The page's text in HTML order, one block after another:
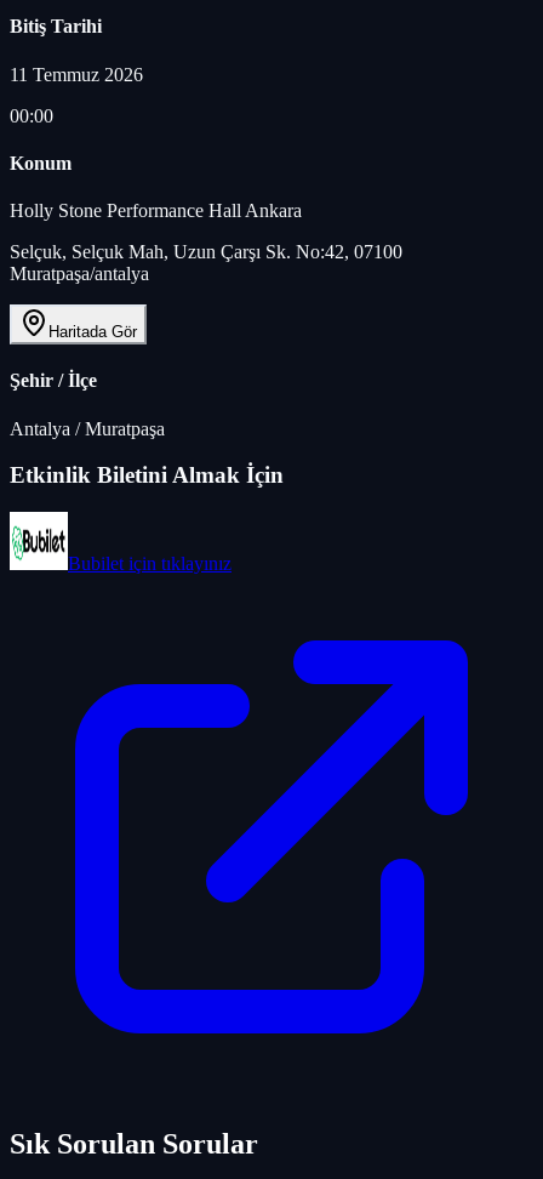
Bitiş Tarihi
11 Temmuz 2026
00:00
Konum
Holly Stone Performance Hall Ankara
Selçuk, Selçuk Mah, Uzun Çarşı Sk. No:42, 07100
Muratpaşa/antalya
Haritada Gör
Şehir / İlçe
Antalya /Muratpaşa
Etkinlik Biletini Almak İçin
Bubilet için tıklayınız
Sık Sorulan Sorular